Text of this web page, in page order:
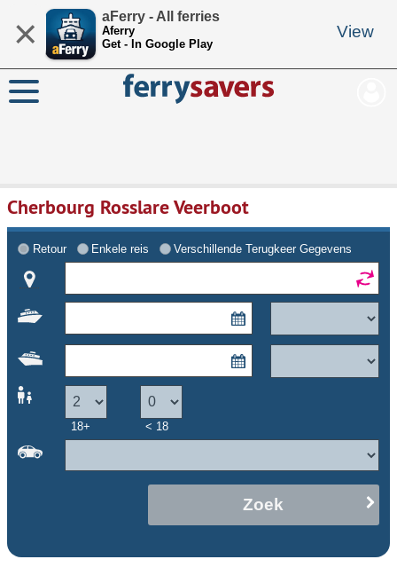
× aFerry - All ferries
Aferry
Get - In Google Play
View
Cherbourg Rosslare Veerboot
Retour Enkele reis Verschillende Terugkeer Gegevens
18+ < 18
Zoek